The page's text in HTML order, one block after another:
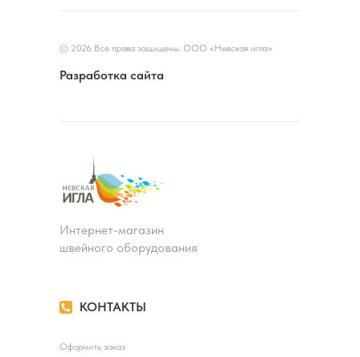
© 2026 Все права защищены. ООО «Невская игла»
Разработка сайта
КОНТАКТЫ
Интернет-магазин
швейного оборудования
Оформить заказ